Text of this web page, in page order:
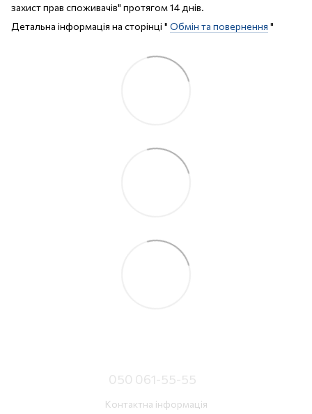
захист прав споживачів" протягом 14 днів.
Детальна інформація на сторінці " Обмін та повернення "
050 061-55-55
Контактна інформація